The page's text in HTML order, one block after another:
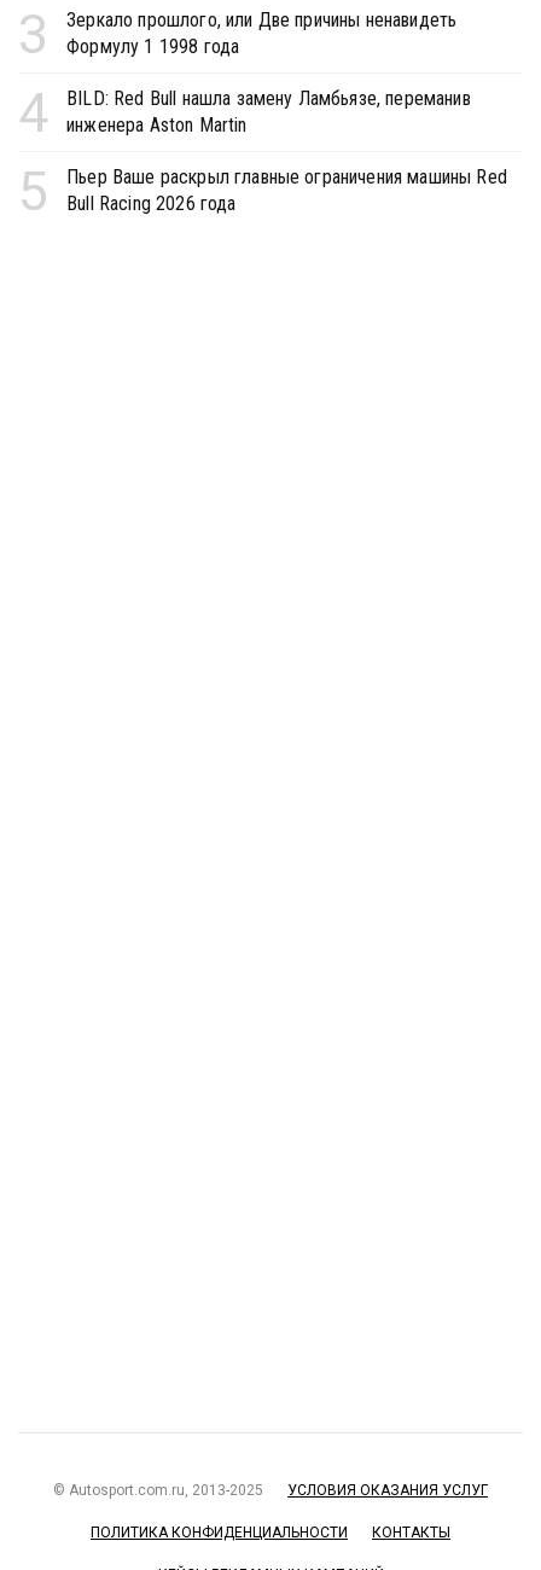
3
Зеркало прошлого, или Две причины ненавидеть
Формулу 1 1998 года
4
BILD: Red Bull нашла замену Ламбьязе, переманив
инженера Aston Martin
5
Пьер Ваше раскрыл главные ограничения машины Red
Bull Racing 2026 года
© Autosport.com.ru, 2013-2025 УСЛОВИЯ ОКАЗАНИЯ УСЛУГ
ПОЛИТИКА КОНФИДЕНЦИАЛЬНОСТИ КОНТАКТЫ